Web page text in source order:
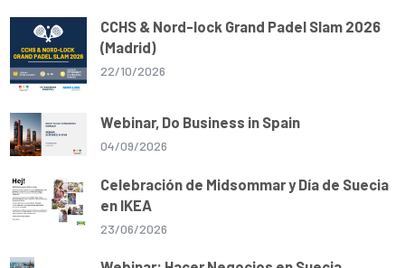
CCHS & Nord-lock Grand Padel Slam 2026
(Madrid)
22/10/2026
Webinar, Do Business in Spain
04/09/2026
Celebración de Midsommar y Día de Suecia
en IKEA
23/06/2026